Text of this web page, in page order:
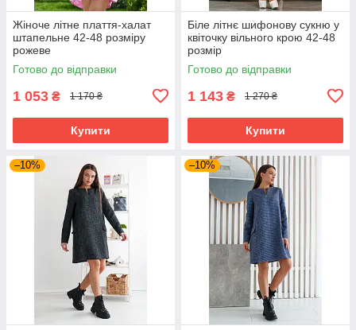
Жіноче літне плаття-халат
штапельне 42-48 розміру
рожеве
Готово до відправки
1 053 ₴ 1 170 ₴
Купити
Біле літнє шифонову сукню у
квіточку вільного крою 42-48
розмір
Готово до відправки
1 143 ₴ 1 270 ₴
Купити
–10% –10%